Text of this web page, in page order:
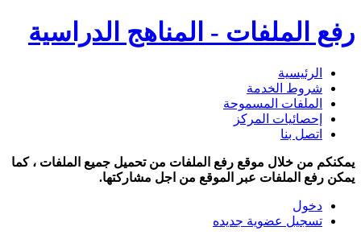
رفع الملفات - المناهج الدراسية
الرئيسية
شروط الخدمة
الملفات المسموحة
إحصائيات المركز
اتصل بنا
يمكنكم من خلال موقع رفع الملفات من تحميل جميع الملفات ، كما
يمكن رفع الملفات عبر الموقع من اجل مشاركتها.
دخول
تسجيل عضوية جديده